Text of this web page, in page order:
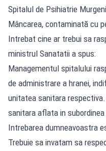
Spitalul de Psihiatrie
Mâncarea, contaminată cu
Intrebat cine ar trebui sa
ministrul Sanatatii a spus:
Managementul spitalului
de administrare a hranei,
unitatea sanitara
sanitara aflata in
Intrebarea dumneavoastra
Trebuie sa invatam sa